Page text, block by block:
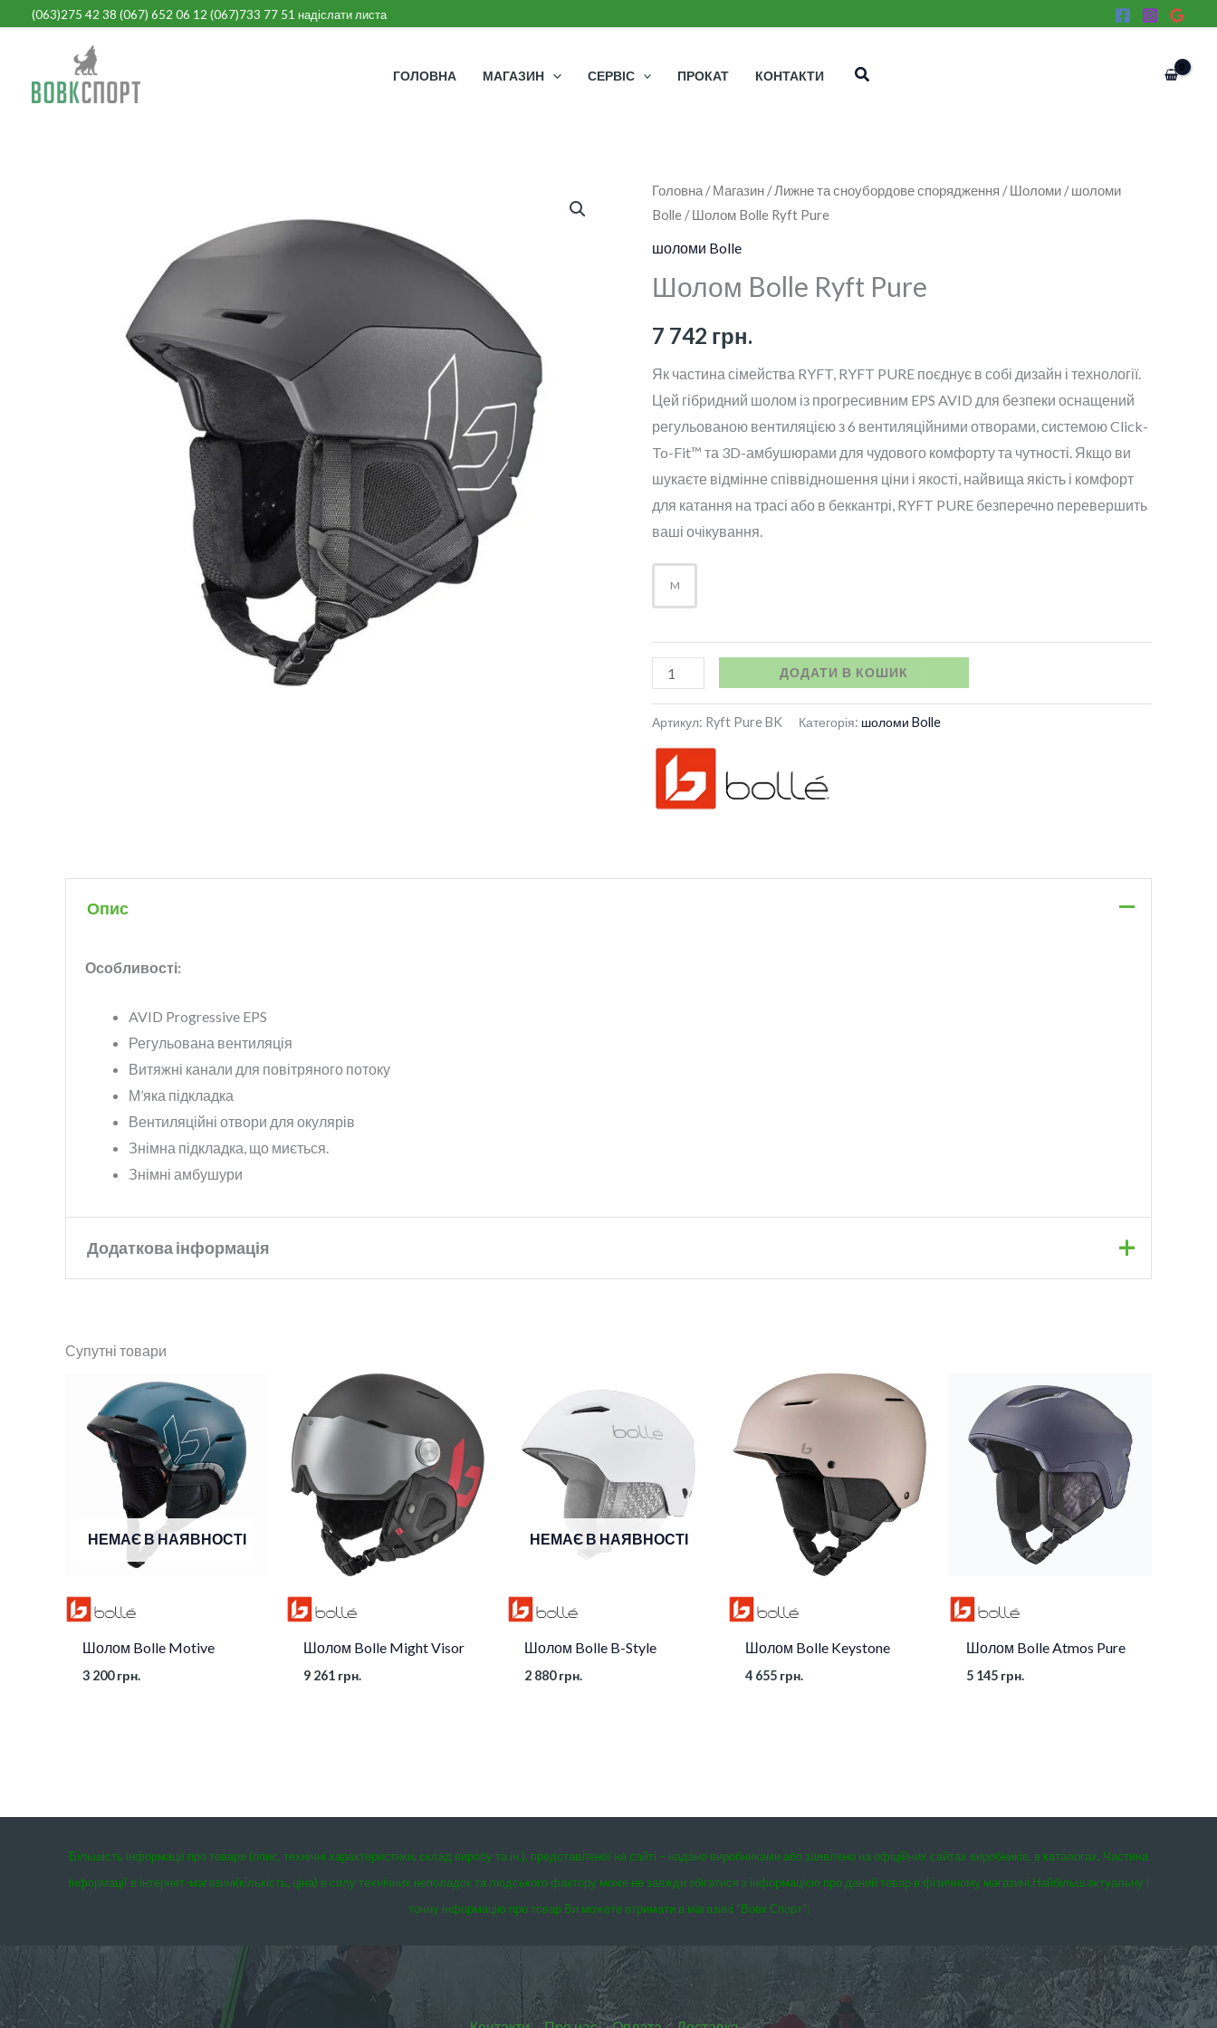
Перейти(063)275 42 38 (067) 652 06 12 (067)733 77 51 надіслати листа
ГОЛОВНА МАГАЗИН СЕРВІС ПРОКАТ КОНТАКТИ Пошук
Головна /Магазин /Лижне та сноубордове спорядження /Шоломи /шоломи
Bolle / Шолом Bolle Ryft Pure
шоломи Bolle
Шолом Bolle Ryft Pure
7 742 грн.
Як частина сімейства RYFT, RYFT PURE поєднує в собі дизайн і технології.
Цей гібридний шолом із прогресивним EPS AVID для безпеки оснащений
регульованою вентиляцією з 6 вентиляційними отворами, системою Click-
To-Fit™ та 3D-амбушюрами для чудового комфорту та чутності. Якщо ви
шукаєте відмінне співвідношення ціни і якості, найвища якість і комфорт
для катання на трасі або в беккантрі, RYFT PURE безперечно перевершить
ваші очікування.
M
Шолом
Bolle
Ryft
кількість
ДОДАТИ В КОШИК
Артикул: Ryft Pure BK Категорія: шоломи Bolle
Опис
Особливості:
AVID Progressive EPS
Регульована вентиляція
Витяжні канали для повітряного потоку
М’яка підкладка
Вентиляційні отвори для окулярів
Знімна підкладка, що миється.
Знімні амбушури
Додаткова інформація
Колір
Розмір
Супутні товари
НЕМАЄ В НАЯВНОСТІ
Шолом Bolle Motive
3 200грн.
Шолом Bolle Might Visor
9 261 грн.
НЕМАЄ В НАЯВНОСТІ
Шолом Bolle B-Style
2 880грн.
Шолом Bolle Keystone
4 655 грн.
Шолом Bolle Atmos Pure
5 145 грн.
Більшість інформації про товари (опис, технічні характеристики, склад виробу та ін.), представленої на сайті – надано виробниками або заявлено на офіційних сайтах виробників, в каталогах. Частина
інформації в інтернет-магазині(кількість, ціна) в силу технічних неполадок та людського фактору може не завжди збігатися з інформацією про даний товар в фізичному магазині.Найбільш актуальну і
точну інформацію про товар Ви можете отримати в магазині “Вовк Спорт”: